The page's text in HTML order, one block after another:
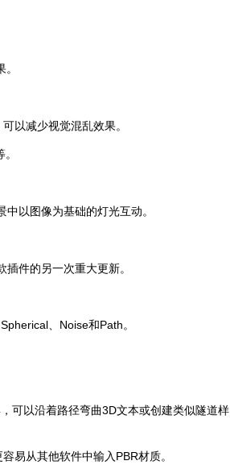
以减少视觉混乱效果。
以图像为基础的灯光互动。
件的另一次重大更新。
、Noise和Path。
可以沿着路径弯曲3D文本或创建类似隧道样
易从其他软件中输入PBR材质。